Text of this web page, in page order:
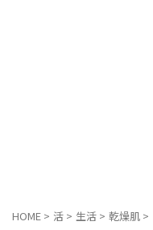
HOME > 活 > 生活 > 乾燥肌 >